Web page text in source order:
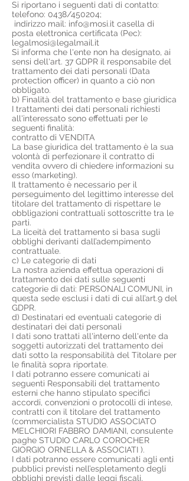
Si riportano i seguenti dati di contatto:
telefono: 0438/450204;
indirizzo mail: info@mosi.it casella di
posta elettronica certificata (Pec):
legalmosi@legalmail.it
Si informa che l'ente non ha designato, ai
sensi dell'art. 37 GDPR il responsabile del
trattamento dei dati personali (Data
protection officer) in quanto a ciò non
obbligato.
b) Finalità del trattamento e base giuridica
I trattamenti dei dati personali richiesti
all'interessato sono effettuati per le
seguenti finalità:
contratto di VENDITA
La base giuridica del trattamento è la sua
volontà di perfezionare il contratto di
vendita ovvero di chiedere informazioni su
esso (marketing).
Il trattamento è necessario per il
perseguimento del legittimo interesse del
titolare del trattamento di rispettare le
obbligazioni contrattuali sottoscritte tra le
parti.
La liceità del trattamento si basa sugli
obblighi derivanti dall’adempimento
contrattuale.
c) Le categorie di dati
La nostra azienda effettua operazioni di
trattamento dei dati sulle seguenti
categorie di dati: PERSONALI COMUNI, in
questa sede esclusi i dati di cui all’art.9 del
GDPR.
d) Destinatari ed eventuali categorie di
destinatari dei dati personali
I dati sono trattati all'interno dell'ente da
soggetti autorizzati del trattamento dei
dati sotto la responsabilità del Titolare per
le finalità sopra riportate.
I dati potranno essere comunicati ai
seguenti Responsabili del trattamento
esterni che hanno stipulato specifici
accordi, convenzioni o protocolli di intese,
contratti con il titolare del trattamento
(commercialista STUDIO ASSOCIATO
MELCHIORI FABBRO DAMIANI, consulente
paghe STUDIO CARLO COROCHER
GIORGIO ORNELLA & ASSOCIATI ).
I dati potranno essere comunicati agli enti
pubblici previsti nell’espletamento degli
obblighi previsti dalle leggi fiscali,